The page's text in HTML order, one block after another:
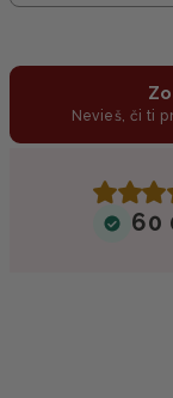
Nevieš, či ti
60